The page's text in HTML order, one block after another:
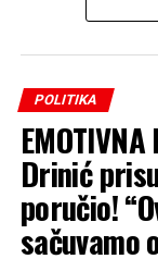
pod ruku sa
amandman, za
kreditno
nazivao
Reproduktor
videozapisa
POLITIKA
Drinić
poručio!
sačuvamo